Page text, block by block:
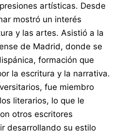
artísticas. Desde
mostró un interés
y las artes. Asistió a la
de Madrid, donde se
formación que
la escritura y la narrativa.
fue miembro
literarios, lo que le
otros escritores
desarrollando su estilo